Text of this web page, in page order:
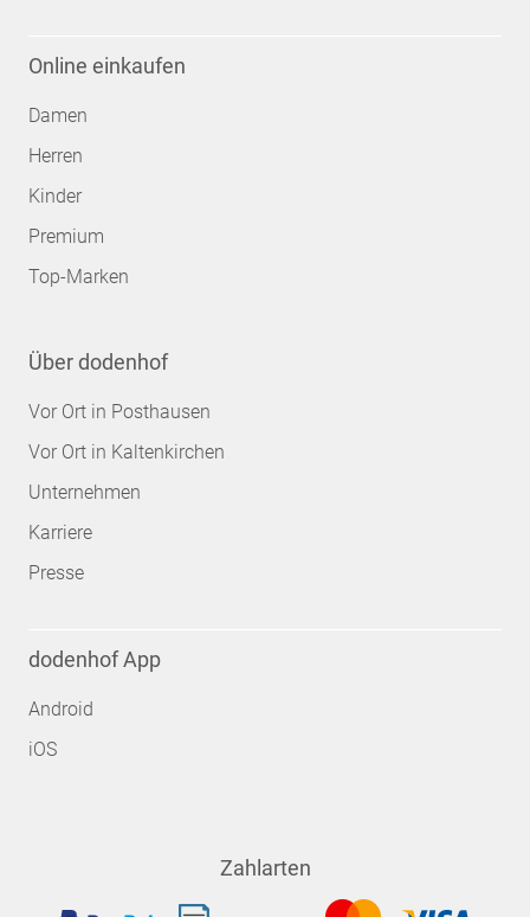
Online einkaufen
Damen
Herren
Kinder
Premium
Top-Marken
Über dodenhof
Vor Ort in Posthausen
Vor Ort in Kaltenkirchen
Unternehmen
Karriere
Presse
dodenhof App
Android
iOS
Zahlarten